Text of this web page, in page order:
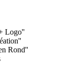
Logo''
Rond''